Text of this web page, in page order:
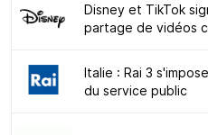
Disney et TikTok
partage de vidéos
Italie : Rai 3
du service public